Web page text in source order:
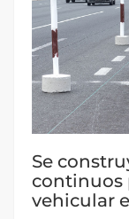
Se
continuos
vehicular